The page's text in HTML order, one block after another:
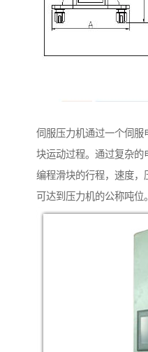
伺服压力机通过一个伺
块运动过程。通过复杂
编程滑块的行程，速度
可达到压力机的公称吨位。